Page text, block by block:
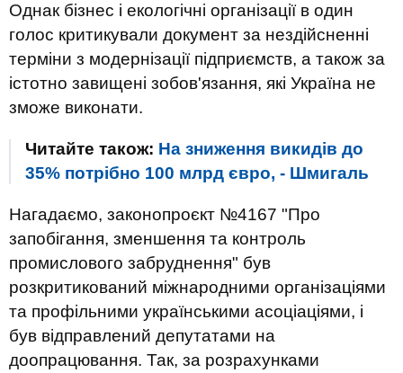
Однак бізнес і екологічні організації в один
голос критикували документ за нездійсненні
терміни з модернізації підприємств, а також за
істотно завищені зобов'язання, які Україна не
зможе виконати.
Читайте також: На зниження викидів до
35% потрібно 100 млрд євро, - Шмигаль
Нагадаємо, законопроєкт №4167 "Про
запобігання, зменшення та контроль
промислового забруднення" був
розкритикований міжнародними організаціями
та профільними українськими асоціаціями, і
був відправлений депутатами на
доопрацювання. Так, за розрахунками